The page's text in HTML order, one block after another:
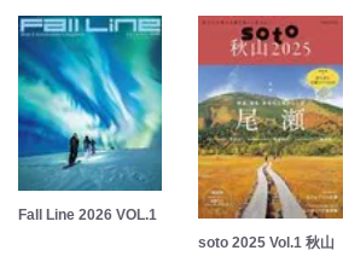
Fall Line 2026 VOL.1
soto 2025 Vol.1 秋山